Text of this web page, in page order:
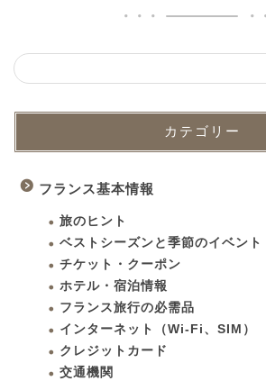
カテゴリー
フランス基本情報
旅のヒント
ベストシーズンと季節のイベント
チケット・クーポン
ホテル・宿泊情報
フランス旅行の必需品
インターネット（Wi-Fi、SIM）
クレジットカード
交通機関